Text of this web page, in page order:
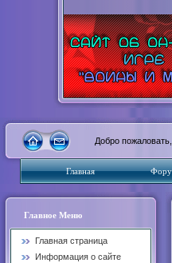
Добро
Главная
Главное Меню
Главная страница
Информация о сайте